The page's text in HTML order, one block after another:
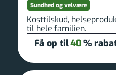
Sundhed og velvære
Kosttilskud,
til hele familien.
Få op til40%